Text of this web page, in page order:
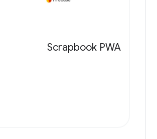
Scrapbook PWA